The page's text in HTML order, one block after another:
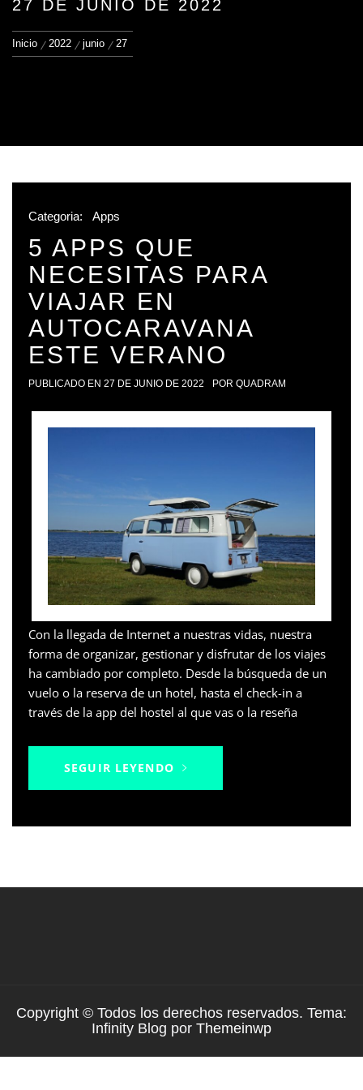
27 DE JUNIO DE 2022
Inicio 2022 junio 27
Categoria: Apps
5 APPS QUE
NECESITAS PARA
VIAJAR EN
AUTOCARAVANA
ESTE VERANO
PUBLICADO EN 27 DE JUNIO DE 2022 POR QUADRAM
Con la llegada de Internet a nuestras vidas, nuestra
forma de organizar, gestionar y disfrutar de los viajes
ha cambiado por completo. Desde la búsqueda de un
vuelo o la reserva de un hotel, hasta el check-in a
través de la app del hostel al que vas o la reseña
SEGUIR LEYENDO
Copyright © Todos los derechos reservados. Tema:
Infinity Blog por Themeinwp